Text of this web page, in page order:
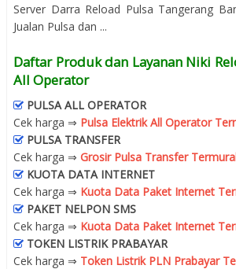
Server Darra Reload Pulsa Tangerang
Jualan Pulsa dan ...
Daftar Produk dan Layanan Niki
All Operator
PULSA ALL OPERATOR
Cek harga ⇒ Pulsa Elektrik All Operator
PULSA TRANSFER
Cek harga ⇒ Grosir Pulsa Transfer
KUOTA DATA INTERNET
Cek harga ⇒ Kuota Data Paket Internet
PAKET NELPON SMS
Cek harga ⇒ Kuota Data Paket Internet
TOKEN LISTRIK PRABAYAR
Cek harga ⇒ Token Listrik PLN Prabayar